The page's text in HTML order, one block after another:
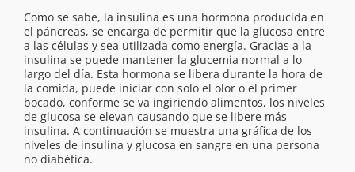
Como se sabe, la insulina es una hormona producida en
el páncreas, se encarga de permitir que la glucosa entre
a las células y sea utilizada como energía. Gracias a la
insulina se puede mantener la glucemia normal a lo
largo del día. Esta hormona se libera durante la hora de
la comida, puede iniciar con solo el olor o el primer
bocado, conforme se va ingiriendo alimentos, los niveles
de glucosa se elevan causando que se libere más
insulina. A continuación se muestra una gráfica de los
niveles de insulina y glucosa en sangre en una persona
no diabética.